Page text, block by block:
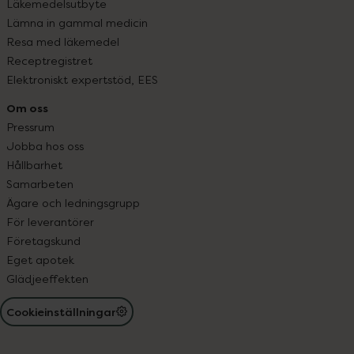
Läkemedelsutbyte
Lämna in gammal medicin
Resa med läkemedel
Receptregistret
Elektroniskt expertstöd, EES
Om oss
Pressrum
Jobba hos oss
Hållbarhet
Samarbeten
Ägare och ledningsgrupp
För leverantörer
Företagskund
Eget apotek
Glädjeeffekten
Cookieinställningar